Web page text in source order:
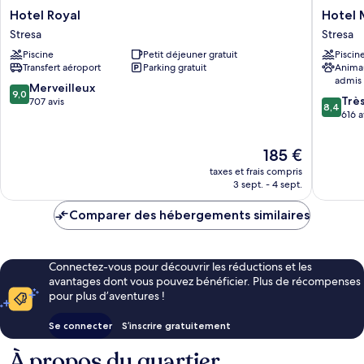
Hotel
Royal
Stresa
Hotel Royal
Stresa
Piscine
Petit déjeuner gratuit
Transfert aéroport
Parking gratuit
9.0
sur
9,0 Merveilleux
707 avis
Le
nouveau
prix
de
185 €
taxes et frais compris
3 sept. - 4 sept.
Hotel
Milan
Au
Lac
Stresa
Hotel
Stresa
admis
8.4
sur
8,4
616
Comparer des hébergements similaires
Connectez-vous pour découvrir les réductions et les
avantages dont vous pouvez bénéficier. Plus de récompenses
pour plus d’aventures !
Se connecter S’inscrire gratuitement